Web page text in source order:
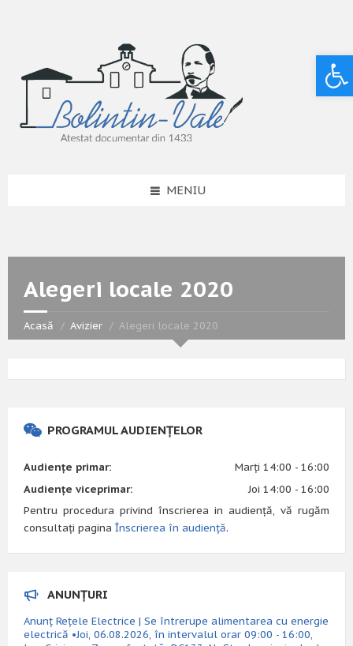
MENIU
Alegeri locale 2020
Acasă Avizier Alegeri locale 2020
PROGRAMUL AUDIENȚELOR
Audiențe primar:
Marți 14:00 - 16:00
Audiențe viceprimar:
Joi 14:00 - 16:00
Pentru procedura privind înscrierea in audiență, vă rugăm
consultați pagina Înscrierea în audiență.
ANUNȚURI
Anunț Rețele Electrice | Se întrerupe alimentarea cu energie
electrică •Joi, 06.08.2026, în intervalul orar 09:00 - 16:00,
Deschide bara de unelte